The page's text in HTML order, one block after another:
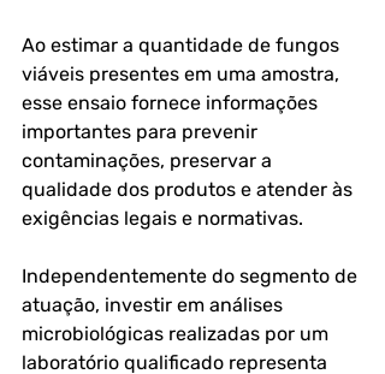
Ao estimar a quantidade de fungos
viáveis presentes em uma amostra,
esse ensaio fornece informações
importantes para prevenir
contaminações, preservar a
qualidade dos produtos e atender às
exigências legais e normativas.
Independentemente do segmento de
atuação, investir em análises
microbiológicas realizadas por um
laboratório qualificado representa